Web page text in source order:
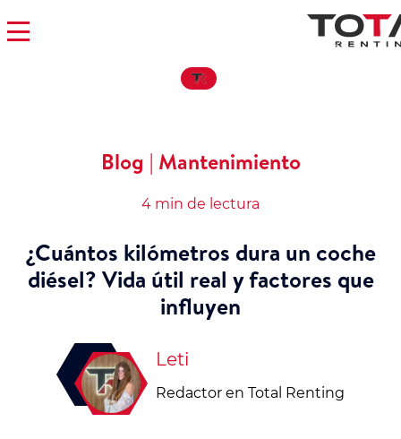
Blog | Mantenimiento
4 min de lectura
¿Cuántos kilómetros dura un coche
diésel? Vida útil real y factores que
influyen
Leti
Redactor en Total Renting